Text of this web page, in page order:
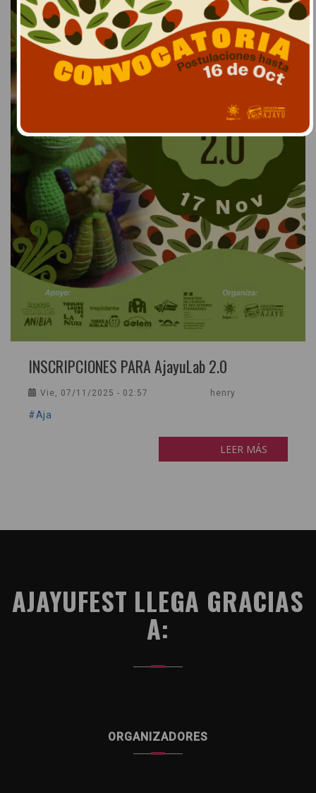
INSCRIPCIONES PARA AjayuLab 2.0
Vie, 07/11/2025 - 02:57 henry
#Aja
LEER MÁS
AJAYUFEST LLEGA GRACIAS
A:
ORGANIZADORES